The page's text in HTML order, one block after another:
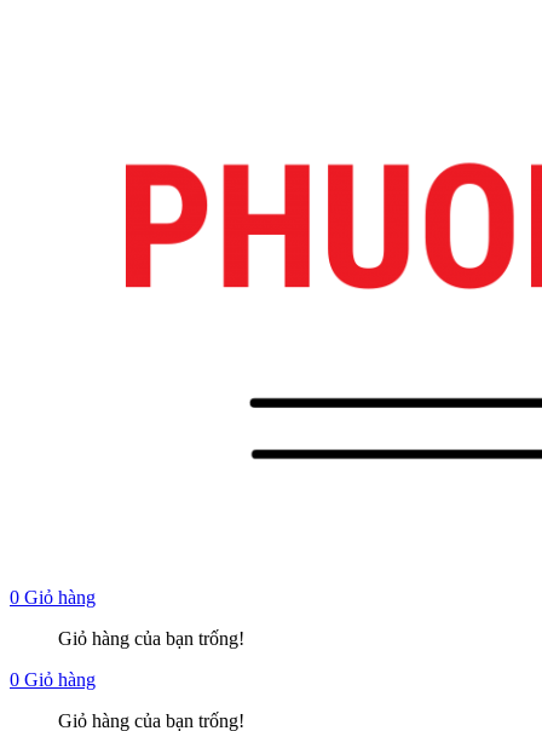
0 Giỏ hàng
Giỏ hàng của bạn trống!
0 Giỏ hàng
Giỏ hàng của bạn trống!